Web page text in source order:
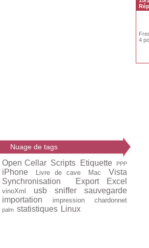
Nuage de tags
Open Cellar Scripts Etiquette PPP
iPhone Livre de cave Mac
Vista
Synchronisation
Export Excel
vinoXml usb sniffer
sauvegarde
importation
impression chardonnet
palm statistiques Linux
4